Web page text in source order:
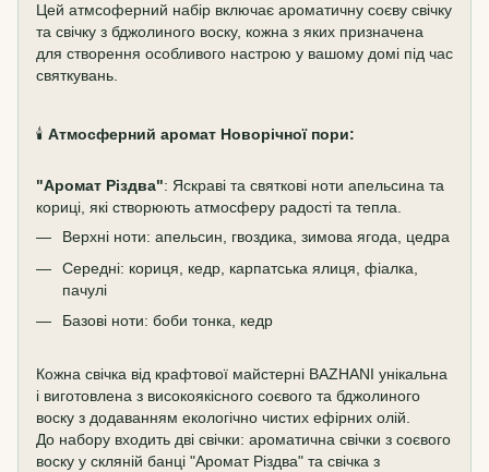
Цей атмсоферний набір включає ароматичну соєву свічку
та свічку з бджолиного воску, кожна з яких призначена
для створення особливого настрою у вашому домі під час
святкувань.
🕯️ Атмосферний аромат Новорічної пори:
"Аромат Різдва": Яскраві та святкові ноти апельсина та
кориці, які створюють атмосферу радості та тепла.
Верхні ноти: апельсин, гвоздика, зимова ягода, цедра
Середні: кориця, кедр, карпатська ялиця, фіалка,
пачулі
Базові ноти: боби тонка, кедр
Кожна свічка від крафтової майстерні BAZHANI унікальна
і виготовлена з високоякісного соєвого та бджолиного
воску з додаванням екологічно чистих ефірних олій.
До набору входить дві свічки: ароматична свічки з соєвого
воску у скляній банці "Аромат Різдва" та свічка з